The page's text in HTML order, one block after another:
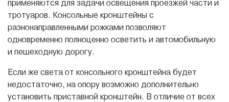
применяются для задачи освещения проезжей части и
тротуаров. Консольные кронштейны с
разнонаправленными рожками позволяют
одновременно полноценно осветить и автомобильную
и пешеходную дорогу.
Если же света от консольного кронштейна будет
недостаточно, на опору возможно дополнительно
установить приставной кронштейн. В отличие от всех